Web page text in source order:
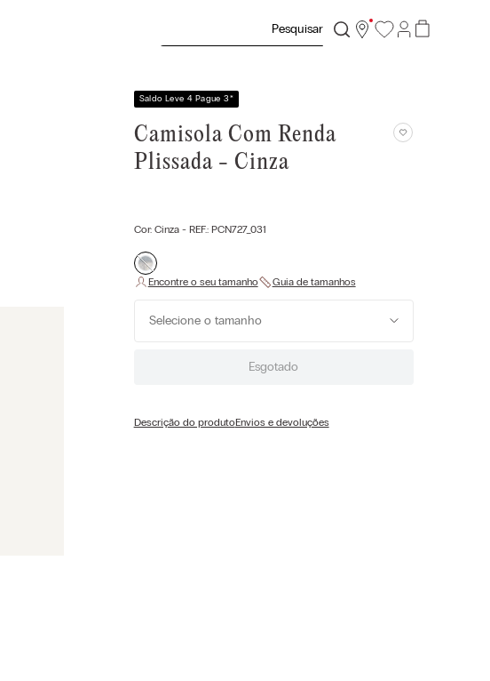
Saldo Leve 4 Pague 3*
Camisola Com Renda
Plissada - Cinza
Cor: Cinza- REF.: PCN727_031
Selecione o tamanho
Esgotado
Descrição do produtoEnvios e devoluções